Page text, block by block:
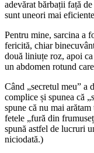
adevărat bărbații față
sunt uneori mai
Pentru mine, sarcina a
fericită, chiar
două liniuțe roz, apoi
un abdomen rotund
Când „secretul meu” a
complice și spunea că
spune că nu mai
fetele „fură din
spună astfel de lucruri
niciodată.)